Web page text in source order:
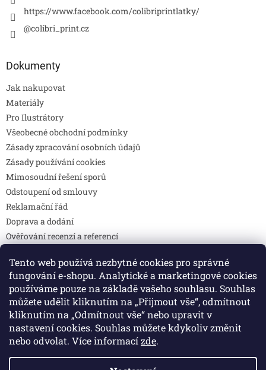
Tento web používá nezbytné cookies pro správné
fungování e-shopu. Analytické a marketingové cookies
používáme pouze na základě vašeho souhlasu. Souhlas
můžete udělit kliknutím na „Přijmout vše“, odmítnout
kliknutím na „Odmítnout vše“ nebo upravit v
nastavení cookies. Souhlas můžete kdykoliv změnit
nebo odvolat. Více informacízde.
https://www.facebook.com/colibriprintlatky/
@colibri_print.cz
Dokumenty
Jak nakupovat
Materiály
Pro Ilustrátory
Všeobecné obchodní podmínky
Zásady zpracování osobních údajů
Zásady používání cookies
Mimosoudní řešení sporů
Odstoupení od smlouvy
Reklamační řád
Doprava a dodání
Ověřování recenzí a referencí
Prohlášení o shodě
Způsoby platby
DOTAZY
Kontakty